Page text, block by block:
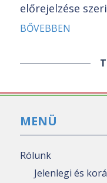
előrejelzése
BŐVEBBEN
MENÜ
Rólunk
Jelenlegi és